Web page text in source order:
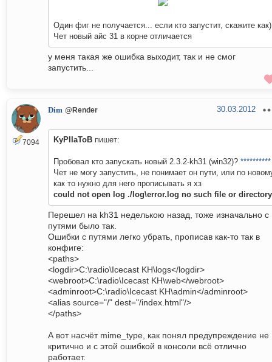
Один фиг не получается... если кто запустит, скажите как)
Чет новый айс 31 в корне отличается
у меня такая же ошибка выходит, так и не смог
запустить...
7094
Dim @Render 30.03.2012
KyPIIaToB пишет:
Пробовал кто запускать новый 2.3.2-kh31 (win32)? **********
Чет не могу запустить, не понимает он пути, или по
как то нужно для него прописывать я хз
could not open log ./log\error.log no such file or directory
Перешел на kh31 неделькою назад, тоже изначально с
путями было так.
Ошибки с путями легко убрать, прописав как-то так в
конфиге:
<paths>
<logdir>C:\radio\Icecast KH\logs</logdir>
<webroot>C:\radio\Icecast KH\web</webroot>
<adminroot>C:\radio\Icecast KH\admin</adminroot>
<alias source="/" dest="/index.html"/>
</paths>
А вот насчёт mime_type, как понял предупреждение не
критично и с этой ошибкой в консоли всё отлично
работает.